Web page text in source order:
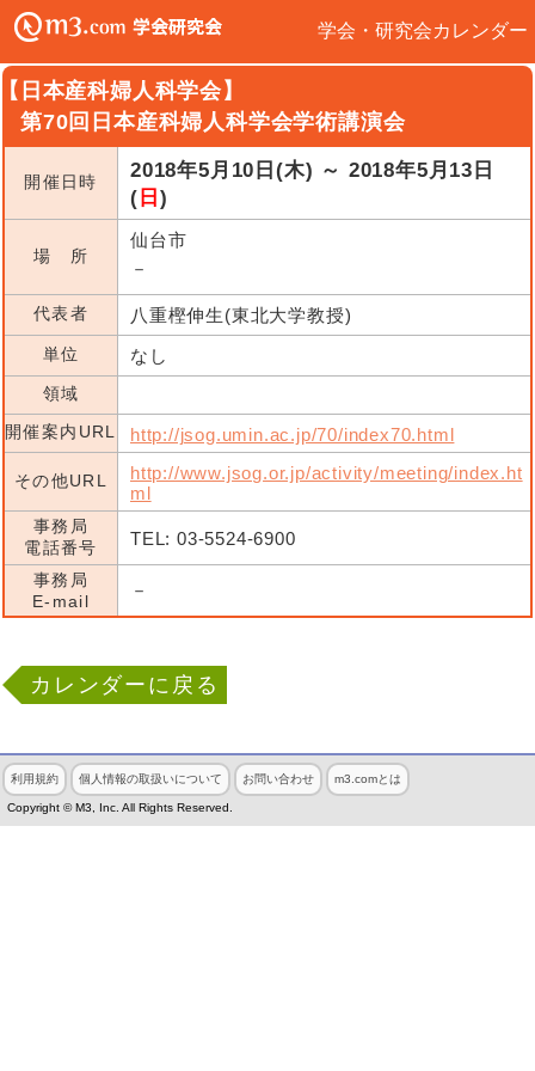
学会・研究会カレンダー
日本産科婦人科学会】
第70回日本産科婦人科学会学術講演会
開催日時
2018年5月10日(木) ～ 2018年5月13日
( 日 )
場 所
仙台市
－
代表者 八重樫伸生(東北大学教授)
単位 なし
領域
開催案内URL
http://jsog.umin.ac.jp/70/index70.html
その他URL
http://www.jsog.or.jp/activity/meeting/index.ht
ml
事務局
電話番号
TEL: 03-5524-6900
事務局
E-mail
－
カレンダーに戻る
利用規約 個人情報の取扱いについて お問い合わせ m3.comとは
Copyright © M3, Inc. All Rights Reserved.